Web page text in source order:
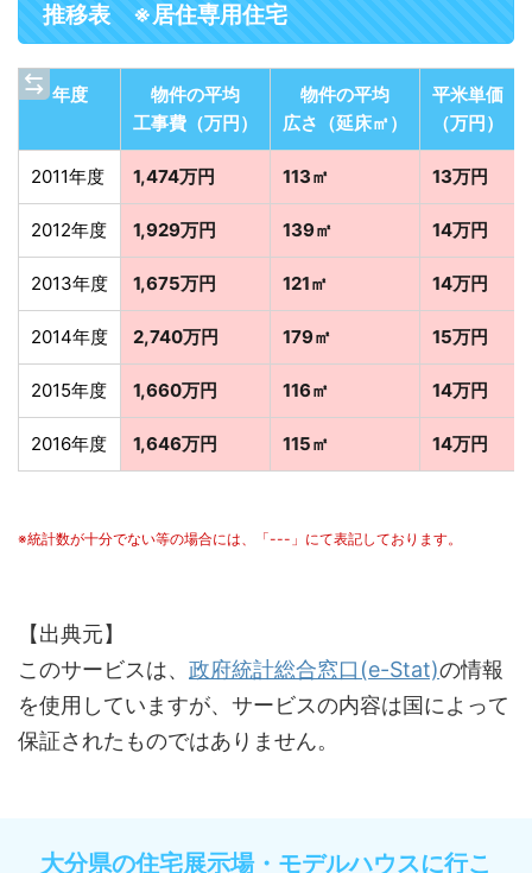
推移表 ※居住専用住宅
年度
物件の平均
工事費（万円）
物件の平均
広さ（延床㎡）
平米単価
（万円）
2011年度 1,474万円 113㎡ 13万円
2012年度 1,929万円 139㎡ 14万円
2013年度 1,675万円 121㎡ 14万円
2014年度 2,740万円 179㎡ 15万円
2015年度 1,660万円 116㎡ 14万円
2016年度 1,646万円 115㎡ 14万円
※統計数が十分でない等の場合には、「---」にて表記しております。
【出典元】
このサービスは、 政府統計総合窓口(e-Stat)の情報
を使用していますが、サービスの内容は国によって
保証されたものではありません。
大分県の住宅展示場・モデルハウスに行こ